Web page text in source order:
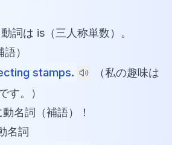
詞は is（三人称単数）。
）
stamps.
（私の趣味は
す。）
名詞（補語）！
名詞